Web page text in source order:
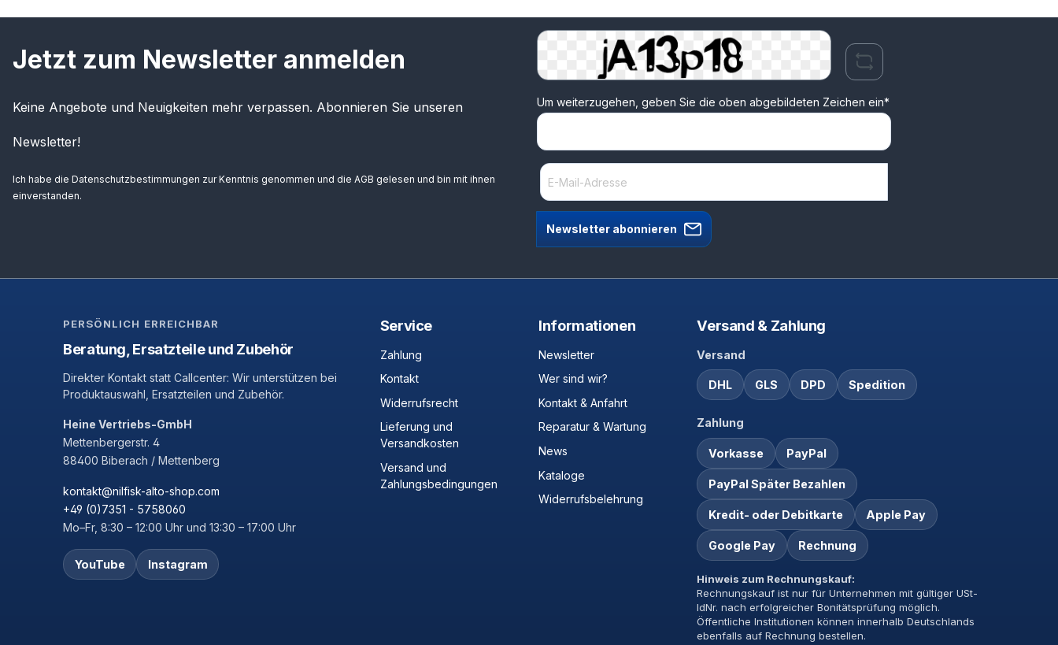
Jetzt zum Newsletter anmelden
Keine Angebote und Neuigkeiten mehr verpassen. Abonnieren Sie unseren
Newsletter!
Ich habe die Datenschutzbestimmungen zur Kenntnis genommen und die AGB gelesen und bin mit ihnen
einverstanden.
Um weiterzugehen, geben Sie die oben abgebildeten Zeichen ein*
Newsletter abonnieren
PERSÖNLICH ERREICHBAR
Beratung, Ersatzteile und Zubehör
Direkter Kontakt statt Callcenter: Wir unterstützen bei
Produktauswahl, Ersatzteilen und Zubehör.
Heine Vertriebs-GmbH
Mettenbergerstr. 4
88400 Biberach / Mettenberg
kontakt@nilfisk-alto-shop.com
+49 (0)7351 - 5758060
Mo–Fr, 8:30 – 12:00 Uhr und 13:30 – 17:00 Uhr
YouTube Instagram
Service
Zahlung
Kontakt
Widerrufsrecht
Lieferung und
Versandkosten
Versand und
Zahlungsbedingungen
Informationen
Newsletter
Wer sind wir?
Kontakt & Anfahrt
Reparatur & Wartung
News
Kataloge
Widerrufsbelehrung
Versand & Zahlung
Versand
DHL GLS DPD Spedition
Zahlung
Vorkasse PayPal
PayPal Später Bezahlen
Kredit- oder Debitkarte Apple Pay
Google Pay Rechnung
Hinweis zum Rechnungskauf:
Rechnungskauf ist nur für Unternehmen mit gültiger USt-
IdNr. nach erfolgreicher Bonitätsprüfung möglich.
Öffentliche Institutionen können innerhalb Deutschlands
ebenfalls auf Rechnung bestellen.